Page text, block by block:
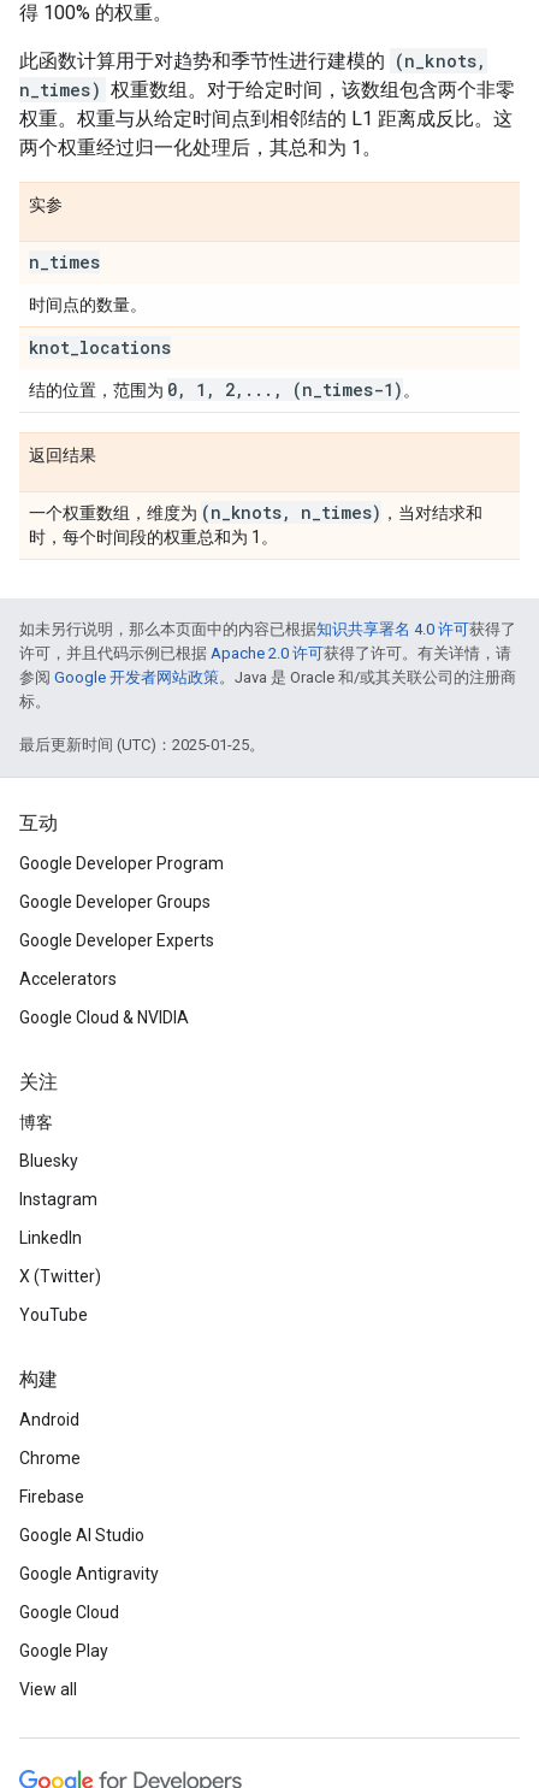
得 100% 的权重。
此函数计算用于对趋势和季节性进行建模的 (n_knots,
n_times) 权重数组。对于给定时间，该数组包含两个非零
权重。权重与从给定时间点到相邻结的 L1 距离成反比。这
两个权重经过归一化处理后，其总和为 1。
实参
n times
时间点的数量。
knot locations
结的位置，范围为 0, 1 , 2, . . . , (n times-1) 。
返回结果
一个权重数组，维度为 (n knots, n times) ，当对结求和
时，每个时间段的权重总和为 1。
如未另行说明，那么本页面中的内容已根据知识共享署名 4.0 许可获得了
许可，并且代码示例已根据 Apache 2.0 许可获得了许可。有关详情，请
参阅 Google 开发者网站政策。Java 是 Oracle 和/或其关联公司的注册商
标。
最后更新时间 (UTC)：2025-01-25。
互动
Google Developer Program
Google Developer Groups
Google Developer Experts
Accelerators
Google Cloud & NVIDIA
关注
博客
Bluesky
Instagram
LinkedIn
X (Twitter)
YouTube
构建
Android
Chrome
Firebase
Google AI Studio
Google Antigravity
Google Cloud
Google Play
View all